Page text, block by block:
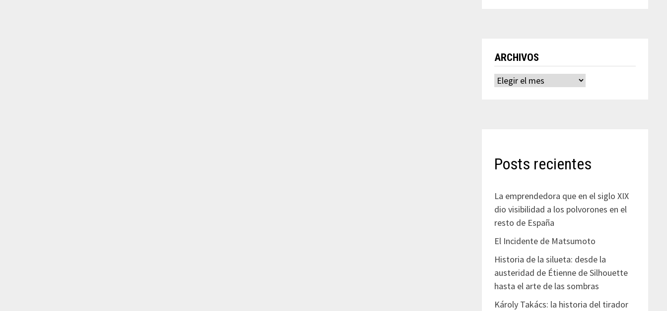
ARCHIVOS
Archivos
Posts recientes
La emprendedora que en el siglo XIX
dio visibilidad a los polvorones en el
resto de España
El Incidente de Matsumoto
Historia de la silueta: desde la
austeridad de Étienne de Silhouette
hasta el arte de las sombras
Károly Takács: la historia del tirador